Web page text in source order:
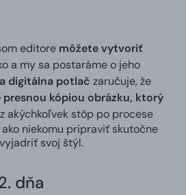
editore môžete vytvoriť
a my sa postaráme o jeho
digitálna potlač zaručuje, že
kópiou obrázku, ktorý
akýchkoľvek stôp po procese
niekomu pripraviť skutočne
svoj štýl.
dňa